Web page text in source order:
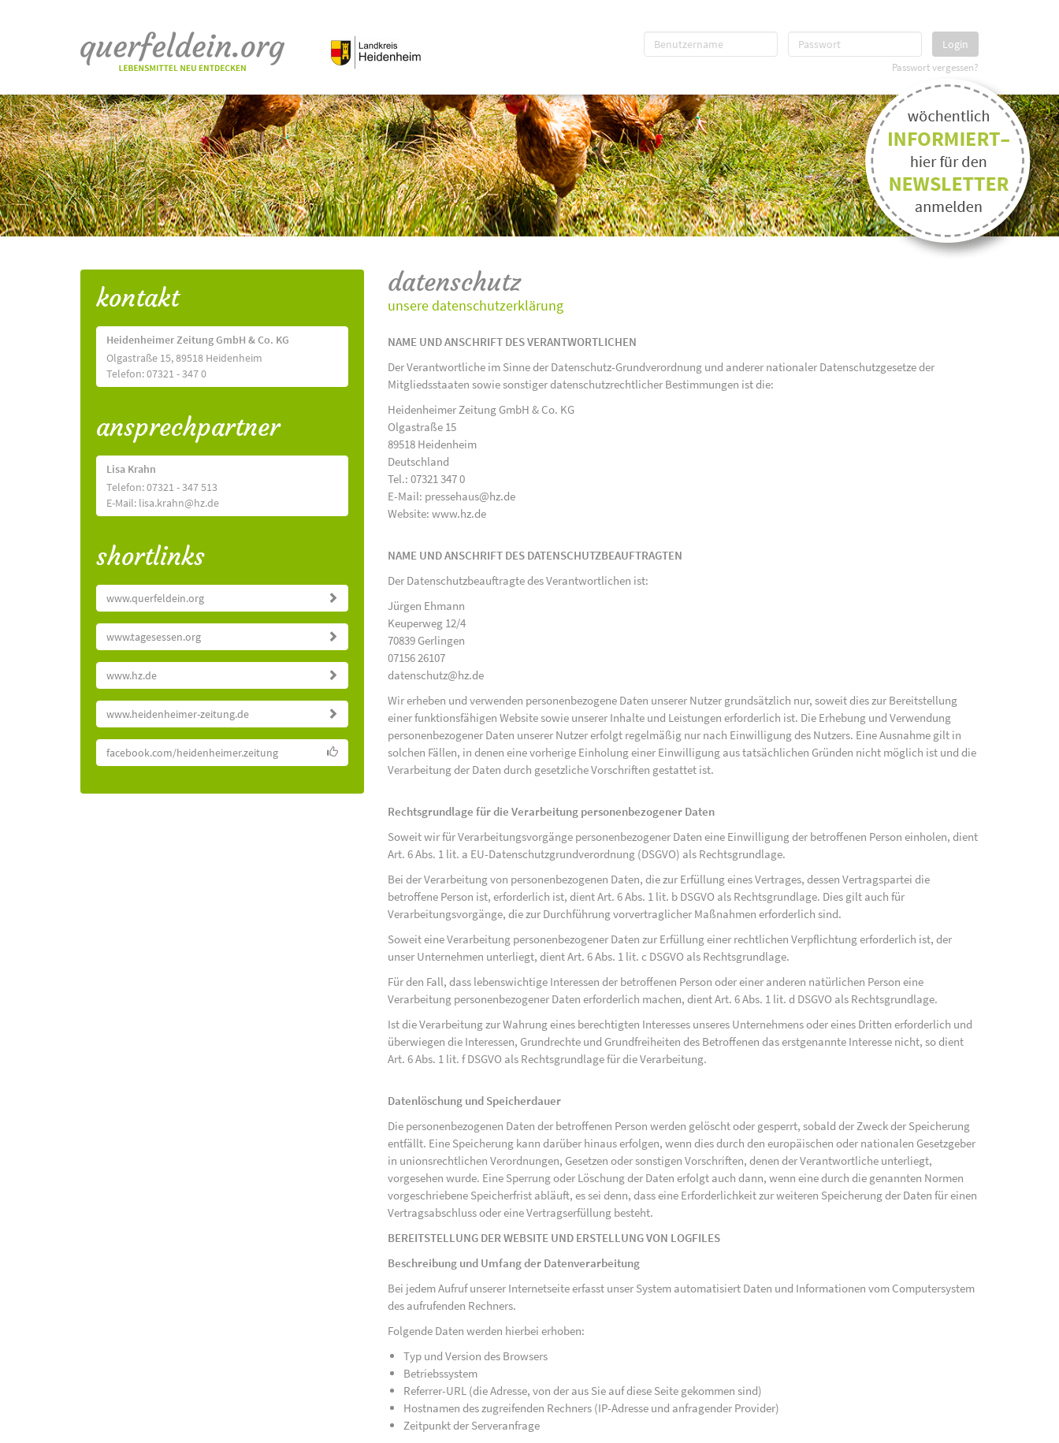
Login
Passwort vergessen?
kontakt
Heidenheimer Zeitung GmbH & Co. KG
Olgastraße 15, 89518 Heidenheim
Telefon: 07321 - 347 0
ansprechpartner
Lisa Krahn
Telefon: 07321 - 347 513
E-Mail: lisa.krahn@hz.de
shortlinks
www.querfeldein.org
www.tagesessen.org
www.hz.de
www.heidenheimer-zeitung.de
facebook.com/heidenheimer.zeitung
datenschutz
unsere datenschutzerklärung
NAME UND ANSCHRIFT DES VERANTWORTLICHEN
Der Verantwortliche im Sinne der Datenschutz-Grundverordnung und anderer nationaler Datenschutzgesetze der
Mitgliedsstaaten sowie sonstiger datenschutzrechtlicher Bestimmungen ist die:
Heidenheimer Zeitung GmbH & Co. KG
Olgastraße 15
89518 Heidenheim
Deutschland
Tel.: 07321 347 0
E-Mail: pressehaus@hz.de
Website: www.hz.de
NAME UND ANSCHRIFT DES DATENSCHUTZBEAUFTRAGTEN
Der Datenschutzbeauftragte des Verantwortlichen ist:
Jürgen Ehmann
Keuperweg 12/4
70839 Gerlingen
07156 26107
datenschutz@hz.de
Wir erheben und verwenden personenbezogene Daten unserer Nutzer grundsätzlich nur, soweit dies zur Bereitstellung
einer funktionsfähigen Website sowie unserer Inhalte und Leistungen erforderlich ist. Die Erhebung und Verwendung
personenbezogener Daten unserer Nutzer erfolgt regelmäßig nur nach Einwilligung des Nutzers. Eine Ausnahme gilt in
solchen Fällen, in denen eine vorherige Einholung einer Einwilligung aus tatsächlichen Gründen nicht möglich ist und die
Verarbeitung der Daten durch gesetzliche Vorschriften gestattet ist.
Rechtsgrundlage für die Verarbeitung personenbezogener Daten
Soweit wir für Verarbeitungsvorgänge personenbezogener Daten eine Einwilligung der betroffenen Person einholen, dient
Art. 6 Abs. 1 lit. a EU-Datenschutzgrundverordnung (DSGVO) als Rechtsgrundlage.
Bei der Verarbeitung von personenbezogenen Daten, die zur Erfüllung eines Vertrages, dessen Vertragspartei die
betroffene Person ist, erforderlich ist, dient Art. 6 Abs. 1 lit. b DSGVO als Rechtsgrundlage. Dies gilt auch für
Verarbeitungsvorgänge, die zur Durchführung vorvertraglicher Maßnahmen erforderlich sind.
Soweit eine Verarbeitung personenbezogener Daten zur Erfüllung einer rechtlichen Verpflichtung erforderlich ist, der
unser Unternehmen unterliegt, dient Art. 6 Abs. 1 lit. c DSGVO als Rechtsgrundlage.
Für den Fall, dass lebenswichtige Interessen der betroffenen Person oder einer anderen natürlichen Person eine
Verarbeitung personenbezogener Daten erforderlich machen, dient Art. 6 Abs. 1 lit. d DSGVO als Rechtsgrundlage.
Ist die Verarbeitung zur Wahrung eines berechtigten Interesses unseres Unternehmens oder eines Dritten erforderlich und
überwiegen die Interessen, Grundrechte und Grundfreiheiten des Betroffenen das erstgenannte Interesse nicht, so dient
Art. 6 Abs. 1 lit. f DSGVO als Rechtsgrundlage für die Verarbeitung.
Datenlöschung und Speicherdauer
Die personenbezogenen Daten der betroffenen Person werden gelöscht oder gesperrt, sobald der Zweck der Speicherung
entfällt. Eine Speicherung kann darüber hinaus erfolgen, wenn dies durch den europäischen oder nationalen Gesetzgeber
in unionsrechtlichen Verordnungen, Gesetzen oder sonstigen Vorschriften, denen der Verantwortliche unterliegt,
vorgesehen wurde. Eine Sperrung oder Löschung der Daten erfolgt auch dann, wenn eine durch die genannten Normen
vorgeschriebene Speicherfrist abläuft, es sei denn, dass eine Erforderlichkeit zur weiteren Speicherung der Daten für einen
Vertragsabschluss oder eine Vertragserfüllung besteht.
BEREITSTELLUNG DER WEBSITE UND ERSTELLUNG VON LOGFILES
Beschreibung und Umfang der Datenverarbeitung
Bei jedem Aufruf unserer Internetseite erfasst unser System automatisiert Daten und Informationen vom Computersystem
des aufrufenden Rechners.
Folgende Daten werden hierbei erhoben:
Typ und Version des Browsers
Betriebssystem
Referrer-URL (die Adresse, von der aus Sie auf diese Seite gekommen sind)
Hostnamen des zugreifenden Rechners (IP-Adresse und anfragender Provider)
Zeitpunkt der Serveranfrage